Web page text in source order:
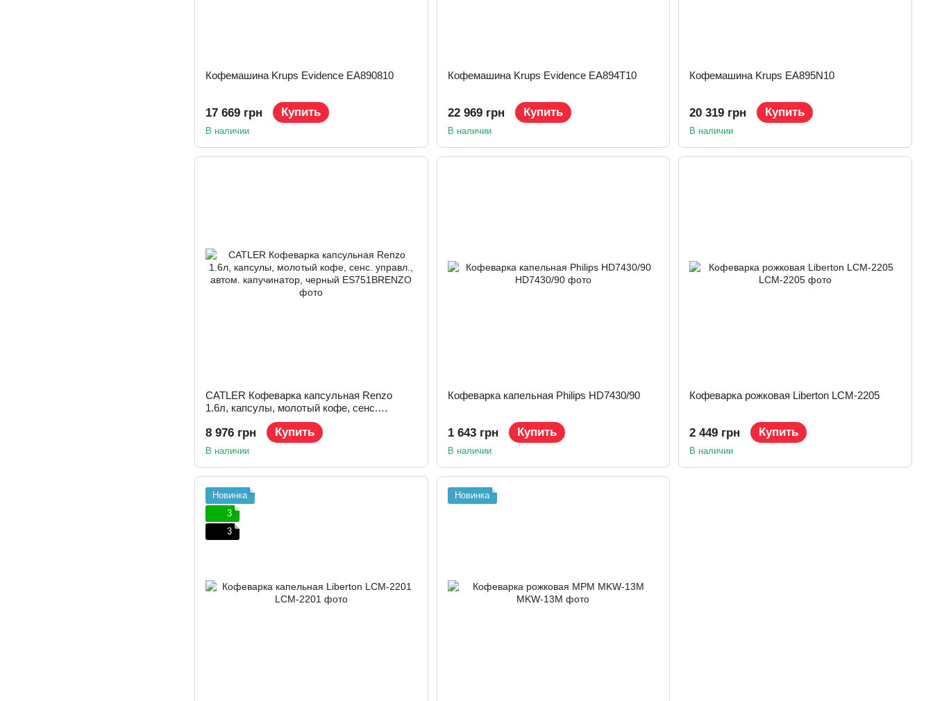
Кофемашина Krups Evidence EA890810
17 669 грн Купить
В наличии
Кофемашина Krups Evidence EA894T10
22 969 грн Купить
В наличии
Кофемашина Krups EA895N10
20 319 грн Купить
В наличии
CATLER Кофеварка капсульная Renzo
1.6л, капсулы, молотый кофе, сенс.
управл., автом. капучинатор, черный
8 976 грн Купить
В наличии
Кофеварка капельная Philips HD7430/90
1 643 грн Купить
В наличии
Кофеварка рожковая Liberton LCM-2205
2 449 грн Купить
В наличии
Новинка
3
3
Новинка